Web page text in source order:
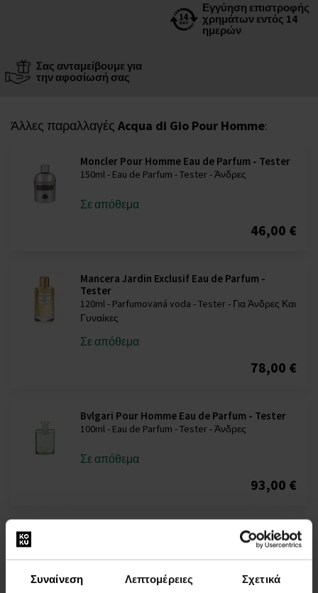
Συναίνεση Λεπτομέρειες Σχετικά
Εγγύηση επιστροφής
χρημάτων εντός 14
ημερών
Σας ανταμείβουμε για
την αφοσίωσή σας
Άλλες παραλλαγές Acqua di Gio Pour Homme:
Moncler Pour Homme Eau de Parfum - Tester
150ml - Eau de Parfum - Tester - Άνδρες
Σε απόθεμα
46,00 €
Mancera Jardin Exclusif Eau de Parfum -
Tester
120ml - Parfumovaná voda - Tester - Για Άνδρες Και
Γυναίκες
Σε απόθεμα
78,00 €
Bvlgari Pour Homme Eau de Parfum - Tester
100ml - Eau de Parfum - Tester - Άνδρες
Σε απόθεμα
93,00 €
Giorgio Armani Acqua di Gio pour Homme Gift
set, eau de toilette 100ml +eau de toilette
15ml + αποσμητικό 75ml